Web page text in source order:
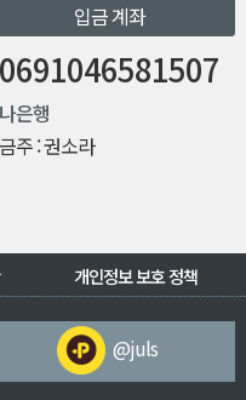
입금 계좌
은행
주 : 권소라
개인정보 보호 정책
@juls